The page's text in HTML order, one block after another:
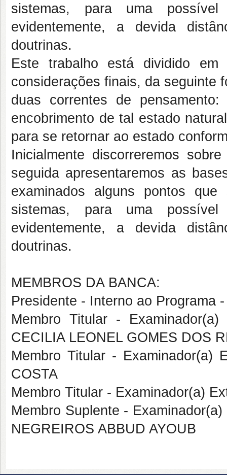
sistemas, para uma possível
evidentemente, a devida
doutrinas.
Este trabalho está dividido em
considerações finais, da seguinte
duas correntes de
encobrimento de tal estado
para se retornar ao estado
Inicialmente discorreremos
seguida apresentaremos as
examinados alguns pontos
sistemas, para uma possível
evidentemente, a devida
doutrinas.
MEMBROS DA BANCA:
Presidente - Interno ao Programa
Membro Titular -
CECILIA LEONEL GOMES DOS
Membro Titular - Examinador(a)
COSTA
Membro Titular - Examinador(a)
Membro Suplente -
NEGREIROS ABBUD AYOUB